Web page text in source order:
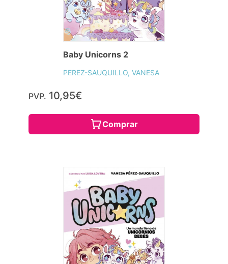
Baby Unicorns 2
PEREZ-SAUQUILLO, VANESA
PVP. 10,95€
Comprar